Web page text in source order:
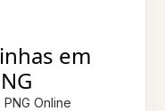
em
Online